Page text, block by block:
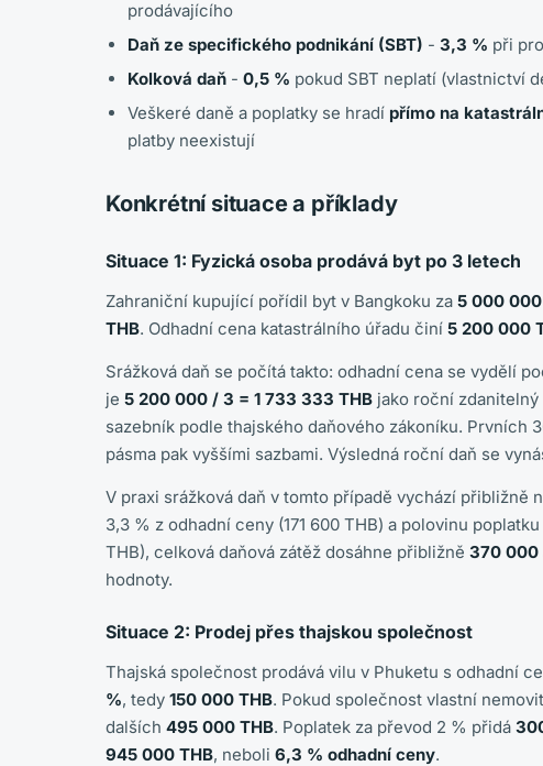
prodávajícího
Daň ze specifického podnikání (SBT) - 3,3 % při
Kolková daň - 0,5 % pokud SBT neplatí (vlastnictví
Veškeré daně a poplatky se hradí přímo na
platby neexistují
Konkrétní situace a příklady
Situace 1: Fyzická osoba prodává byt po 3 letech
Zahraniční kupující pořídil byt v Bangkoku za 5 000 000
THB. Odhadní cena katastrálního úřadu činí 5 200 000
Srážková daň se počítá takto: odhadní cena se vydělí
je 5 200 000 / 3 = 1 733 333 THB jako roční
sazebník podle thajského daňového zákoníku. Prvních
pásma pak vyššími sazbami. Výsledná roční daň se
V praxi srážková daň v tomto případě vychází přibližně
3,3 % z odhadní ceny (171 600 THB) a polovinu
THB), celková daňová zátěž dosáhne přibližně 370 000
hodnoty.
Situace 2: Prodej přes thajskou společnost
Thajská společnost prodává vilu v Phuketu s odhadní
%, tedy 150 000 THB. Pokud společnost vlastní
dalších 495 000 THB. Poplatek za převod 2 % přidá
945 000 THB, neboli 6,3 % odhadní ceny.